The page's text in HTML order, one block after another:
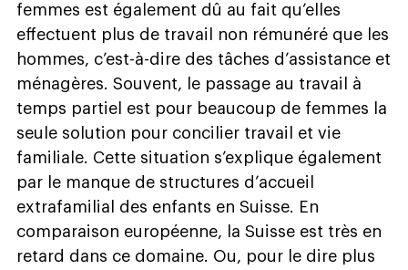
femmes est également dû au fait qu’elles
effectuent plus de travail non rémunéré que les
hommes, c’est-à-dire des tâches d’assistance et
ménagères. Souvent, le passage au travail à
temps partiel est pour beaucoup de femmes la
seule solution pour concilier travail et vie
familiale. Cette situation s’explique également
par le manque de structures d’accueil
extrafamilial des enfants en Suisse. En
comparaison européenne, la Suisse est très en
retard dans ce domaine. Ou, pour le dire plus